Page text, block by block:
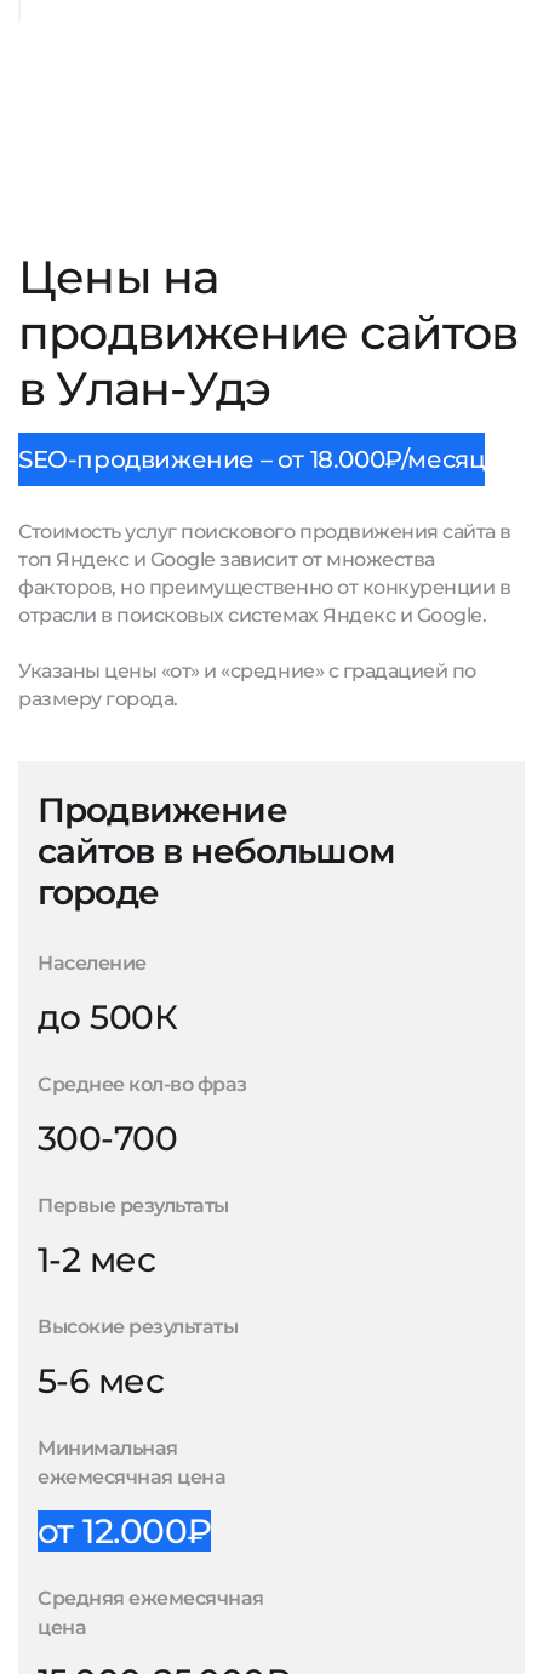
Цены на
продвижение сайтов
в Улан-Удэ
SEO-продвижение – от 18.000₽/месяц
Стоимость услуг поискового продвижения сайта в
топ Яндекс и Google зависит от множества
факторов, но преимущественно от конкуренции в
отрасли в поисковых системах Яндекс и Google.
Указаны цены «от» и «средние» с градацией по
размеру города.
Продвижение
сайтов в небольшом
городе
Население
до 500К
Среднее кол-во фраз
300-700
Первые результаты
1-2 мес
Высокие результаты
5-6 мес
Минимальная
ежемесячная цена
от 12.000₽
Средняя ежемесячная
цена